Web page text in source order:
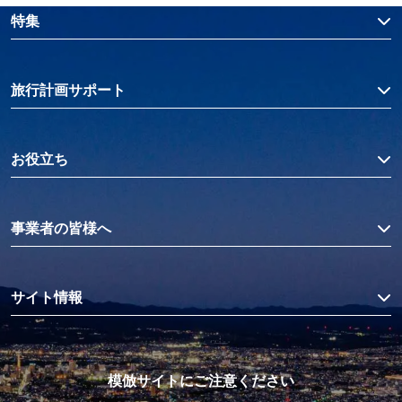
特集
旅行計画サポート
お役立ち
事業者の皆様へ
サイト情報
模倣サイトにご注意ください